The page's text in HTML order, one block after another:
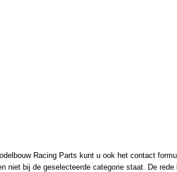
Racing Parts kunt u ook het contact
niet bij de geselecteerde categorie staat. De